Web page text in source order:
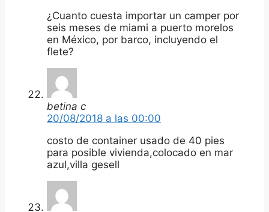
¿Cuanto cuesta importar un camper por
seis meses de miami a puerto morelos
en México, por barco, incluyendo el
flete?
betina c
20/08/2018 a las 00:00
costo de container usado de 40 pies
para posible vivienda,colocado en mar
azul,villa gesell